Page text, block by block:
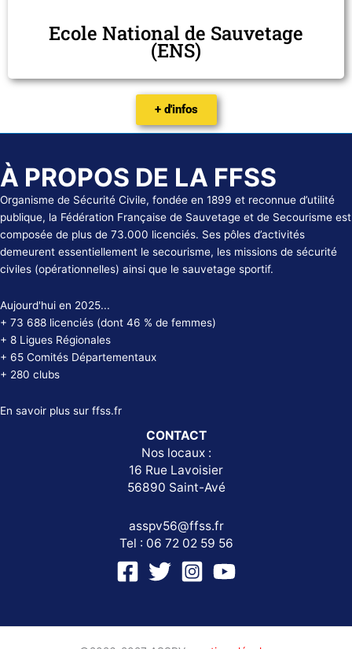
Ecole National de Sauvetage
(ENS)
+ d'infos
À PROPOS DE LA FFSS
Organisme de Sécurité Civile, fondée en 1899 et reconnue d’utilité
publique, la Fédération Française de Sauvetage et de Secourisme est
composée de plus de 73.000 licenciés. Ses pôles d’activités
demeurent essentiellement le secourisme, les missions de sécurité
civiles (opérationnelles) ainsi que le sauvetage sportif.
Aujourd'hui en 2025...
+ 73 688 licenciés (dont 46 % de femmes)
+ 8 Ligues Régionales
+ 65 Comités Départementaux
+ 280 clubs
En savoir plus sur ffss.fr
CONTACT
Nos locaux :
16 Rue Lavoisier
56890 Saint-Avé
asspv56@ffss.fr
Tel : 06 72 02 59 56